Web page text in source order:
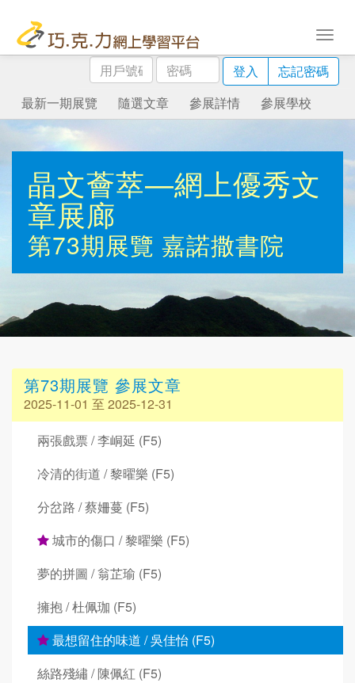
用
戶
號
碼
密
碼
登入
忘記密碼
最新一期展覽
隨選文章 參展詳情 參展學校
晶文薈萃—網上優秀文
章展廊
第73期展覽 嘉諾撒書院
第73期展覽 參展文章
2025-11-01 至 2025-12-31
兩張戲票 / 李峒延 (F5)
冷清的街道 / 黎曜樂 (F5)
分岔路 / 蔡姍蔓 (F5)
城市的傷口 / 黎曜樂 (F5)
夢的拼圖 / 翁芷瑜 (F5)
擁抱 / 杜佩珈 (F5)
最想留住的味道 / 吳佳怡 (F5)
絲路殘繡 / 陳佩紅 (F5)